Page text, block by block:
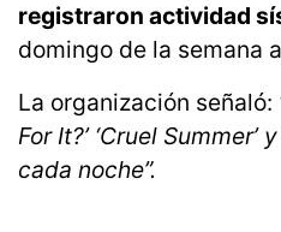
registraron actividad
domingo de la semana
La organización señaló:
For It?’ ‘Cruel
cada noche”.